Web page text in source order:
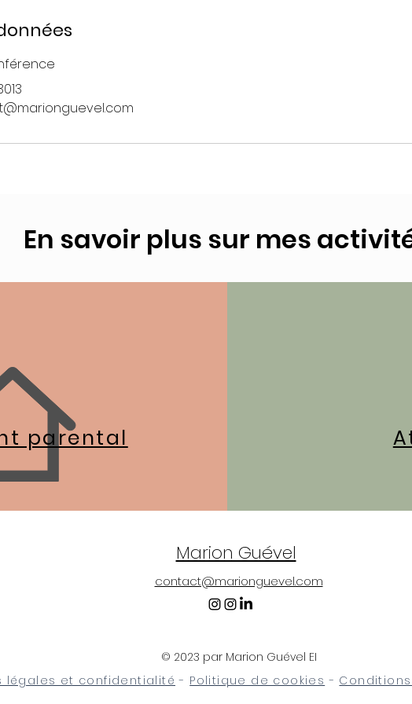
En savoir plus sur mes activités
d'écriture
En savoir plus sur mes
parental
Marion Guével
contact@marionguevel.com
© 2023 par Marion Guével EI
légales et confidentialité - Politique de cookies -